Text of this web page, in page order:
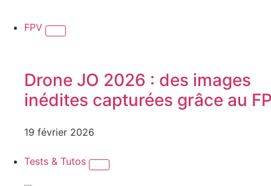
FPV
Drone JO 2026 : des images
inédites capturées grâce au
19 février 2026
Tests & Tutos